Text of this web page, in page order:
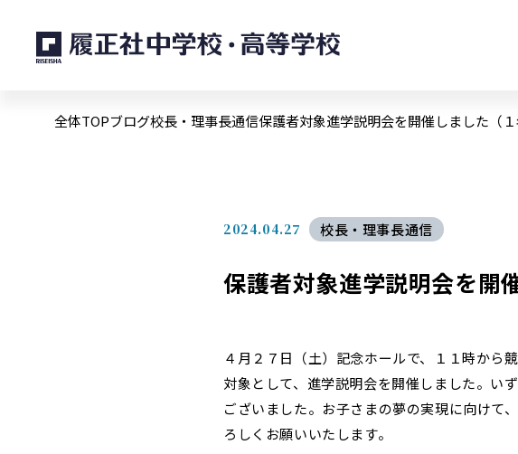
全体TOPブログ校長・理事長通信保護者対象進学説明会を開催しました（１
2024.04.27 校長・理事長通信
保護者対象進学説明会を開
４月２７日（土）記念ホールで、１１時から
対象として、進学説明会を開催しました。い
ございました。お子さまの夢の実現に向けて
ろしくお願いいたします。